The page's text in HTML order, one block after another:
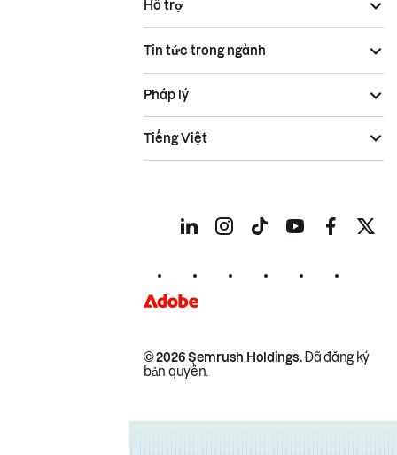
Hỗ trợ
Tin tức trong ngành
© 2026 Semrush Holdings.Đã đăng ký
bản quyền.
Pháp lý
Tiếng Việt